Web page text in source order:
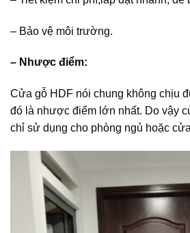
– Bảo vệ môi trường.
– Nhược điểm:
Cửa gỗ HDF nói chung không chịu
đó là nhược điểm lớn nhất. Do vậy
chỉ sử dụng cho phòng ngủ hoặc